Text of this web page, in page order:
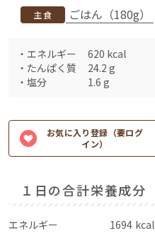
主食 ごはん（180g）
・ エネルギー 620 kcal
・ たんぱく質 24.2 g
・ 塩分 1.6 g
お気に入り登録（要ログ
イン）
１日の合計栄養成分
エネルギー 1694 kcal